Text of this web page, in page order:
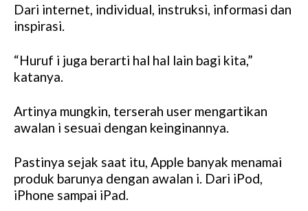
Dari internet, individual, instruksi, informasi dan
inspirasi.
“Huruf i juga berarti hal hal lain bagi kita,”
katanya.
Artinya mungkin, terserah user mengartikan
awalan i sesuai dengan keinginannya.
Pastinya sejak saat itu, Apple banyak menamai
produk barunya dengan awalan i. Dari iPod,
iPhone sampai iPad.